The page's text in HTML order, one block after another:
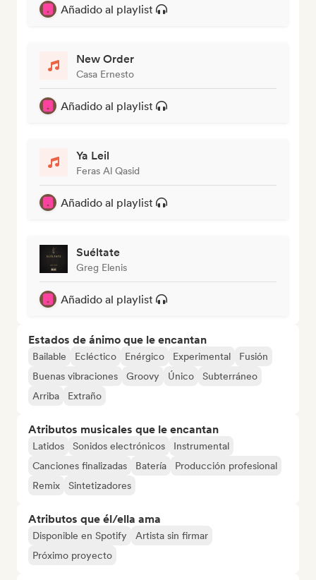
Añadido al playlist
New Order
Casa Ernesto
Añadido al playlist
Ya Leil
Feras Al Qasid
Añadido al playlist
Suéltate
Greg Elenis
Añadido al playlist
Estados de ánimo que le encantan
Bailable Ecléctico Enérgico Experimental
Fusión
Buenas vibraciones
Groovy Único
Subterráneo
Arriba
Extraño
Atributos musicales que le encantan
Latidos Sonidos electrónicos
Instrumental
Canciones finalizadas
Batería
Producción profesional
Remix
Sintetizadores
Atributos que él/ella ama
Disponible en Spotify
Artista sin firmar
Próximo proyecto